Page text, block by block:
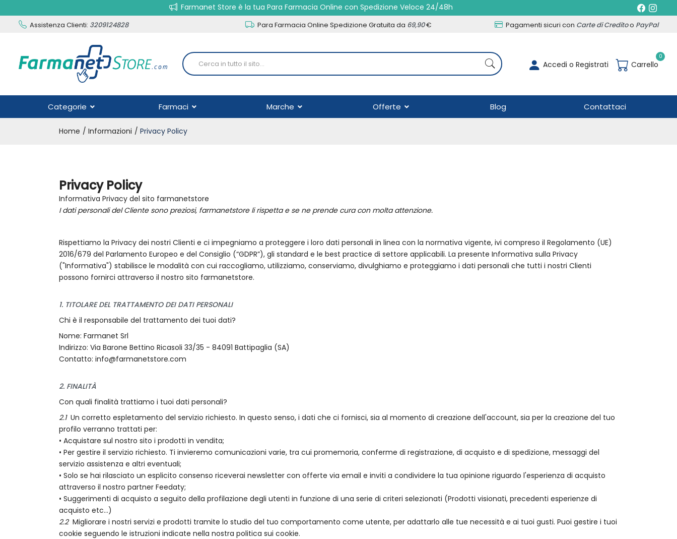
Farmanet Store è la tua Para Farmacia Online con Spedizione Veloce 24/48h
Assistenza Clienti: 3209124828 Para Farmacia Online Spedizione Gratuita da 69,90€ Pagamenti sicuri con Carte di Creditoo PayPal
Accedi o Registrati Carrello
0
Categorie Farmaci Marche Offerte Blog Contattaci
Home Informazioni Privacy Policy
Privacy Policy
Informativa Privacy del sito farmanetstore
I dati personali del Cliente sono preziosi, farmanetstore li rispetta e se ne prende cura con molta attenzione.
Rispettiamo la Privacy dei nostri Clienti e ci impegniamo a proteggere i loro dati personali in linea con la normativa vigente, ivi compreso il Regolamento (UE)
2016/679 del Parlamento Europeo e del Consiglio (“GDPR”), gli standard e le best practice di settore applicabili. La presente Informativa sulla Privacy
("Informativa") stabilisce le modalità con cui raccogliamo, utilizziamo, conserviamo, divulghiamo e proteggiamo i dati personali che tutti i nostri Clienti
possono fornirci attraverso il nostro sito farmanetstore.
1. TITOLARE DEL TRATTAMENTO DEI DATI PERSONALI
Chi è il responsabile del trattamento dei tuoi dati?
Nome: Farmanet Srl
Indirizzo: Via Barone Bettino Ricasoli 33/35 - 84091 Battipaglia (SA)
Contatto: info@farmanetstore.com
2. FINALITÀ
Con quali finalità trattiamo i tuoi dati personali?
2.1Un corretto espletamento del servizio richiesto. In questo senso, i dati che ci fornisci, sia al momento di creazione dell'account, sia per la creazione del tuo
profilo verranno trattati per:
• Acquistare sul nostro sito i prodotti in vendita;
• Per gestire il servizio richiesto. Ti invieremo comunicazioni varie, tra cui promemoria, conferme di registrazione, di acquisto e di spedizione, messaggi del
servizio assistenza e altri eventuali;
• Solo se hai rilasciato un esplicito consenso riceverai newsletter con offerte via email e inviti a condividere la tua opinione riguardo l'esperienza di acquisto
attraverso il nostro partner Feedaty;
• Suggerimenti di acquisto a seguito della profilazione degli utenti in funzione di una serie di criteri selezionati (Prodotti visionati, precedenti esperienze di
acquisto etc...)
2.2Migliorare i nostri servizi e prodotti tramite lo studio del tuo comportamento come utente, per adattarlo alle tue necessità e ai tuoi gusti. Puoi gestire i tuoi
cookie seguendo le istruzioni indicate nella nostra politica sui cookie.